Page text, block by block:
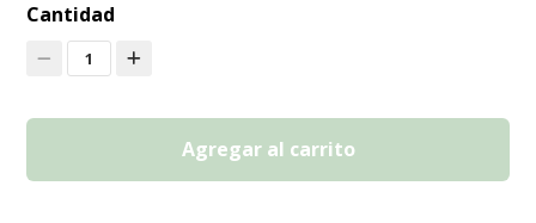
Cantidad
1
Agregar al carrito